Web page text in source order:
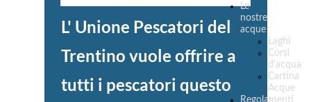
Le
nostre
acque
Laghi
Corsi
d'acqua
Cartina
Acque
Regolamenti
L' Unione Pescatori del
Trentino vuole offrire a
tutti i pescatori questo